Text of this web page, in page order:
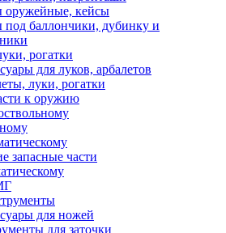
оружейные, кейсы
под баллончики, дубинку и
рогатки
для луков, арбалетов
луки, рогатки
к оружию
запасные части
для ножей
для заточки